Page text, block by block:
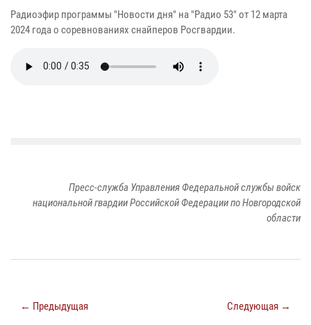
Радиоэфир программы "Новости дня" на "Радио 53" от 12 марта
2024 года о соревнованиях снайперов Росгвардии.
Пресс-служба Управления Федеральной службы войск
национальной гвардии Российской Федерации по Новгородской
области
← Предыдущая Следующая →